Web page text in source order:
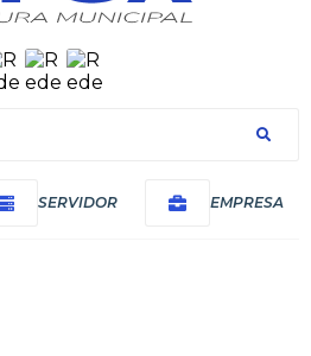
SERVIDOR EMPRESA